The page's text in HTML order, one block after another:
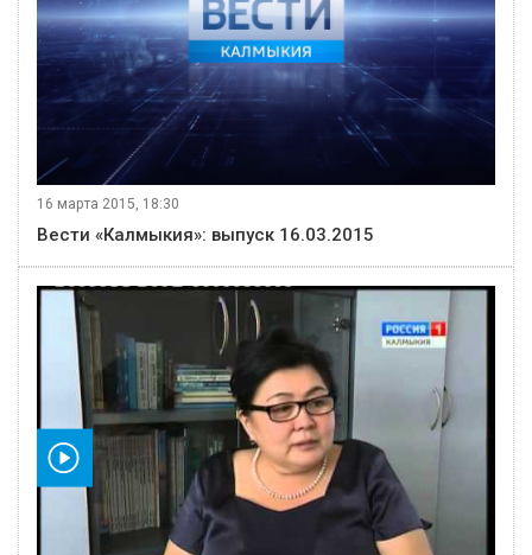
16 марта 2015, 18:30
Вести «Калмыкия»: выпуск 16.03.2015